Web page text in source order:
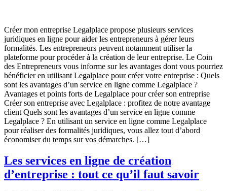
Créer mon entreprise Legalplace propose plusieurs services
juridiques en ligne pour aider les entrepreneurs à gérer leurs
formalités. Les entrepreneurs peuvent notamment utiliser la
plateforme pour procéder à la création de leur entreprise. Le Coin
des Entrepreneurs vous informe sur les avantages dont vous pourriez
bénéficier en utilisant Legalplace pour créer votre entreprise : Quels
sont les avantages d’un service en ligne comme Legalplace ?
Avantages et points forts de Legalplace pour créer son entreprise
Créer son entreprise avec Legalplace : profitez de notre avantage
client Quels sont les avantages d’un service en ligne comme
Legalplace ? En utilisant un service en ligne comme Legalplace
pour réaliser des formalités juridiques, vous allez tout d’abord
économiser du temps sur vos démarches. […]
Les services en ligne de création
d’entreprise : tout ce qu’il faut savoir